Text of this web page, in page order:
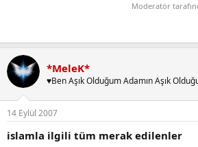
Moderatör
*MeleK*
♥Ben Aşık Olduğum Adamın Aşık
14 Eylül 2007
islamla ilgili tüm merak edilenler